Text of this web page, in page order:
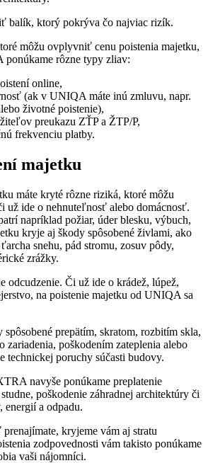
balík, ktorý pokrýva čo najviac rizík.
môžu ovplyvniť cenu poistenia majetku,
rôzne typy zliav:
online,
(ak v UNIQA máte inú zmluvu, napr.
životné poistenie),
preukazu ZŤP a ŽTP/P,
frekvenciu platby.
majetku
máte kryté rôzne riziká, ktoré môžu
už ide o nehnuteľnosť alebo domácnosť.
napríklad požiar, úder blesku, výbuch,
kryje aj škody spôsobené živlami, ako
snehu, pád stromu, zosuv pôdy,
zrážky.
odcudzenie. Či už ide o krádež, lúpež,
na poistenie majetku od UNIQA sa
prepätím, skratom, rozbitím skla,
zariadenia, poškodením zateplenia alebo
technickej poruchy súčasti budovy.
navyše ponúkame preplatenie
poškodenie záhradnej architektúry či
energií a odpadu.
kryjeme vám aj stratu
zodpovednosti vám takisto ponúkame
vaši nájomníci.